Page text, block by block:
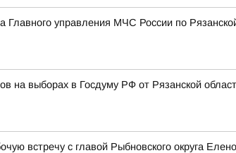
управления МЧС России по
на выборах в Госдуму РФ от Рязанской
встречу с главой Рыбновского округа